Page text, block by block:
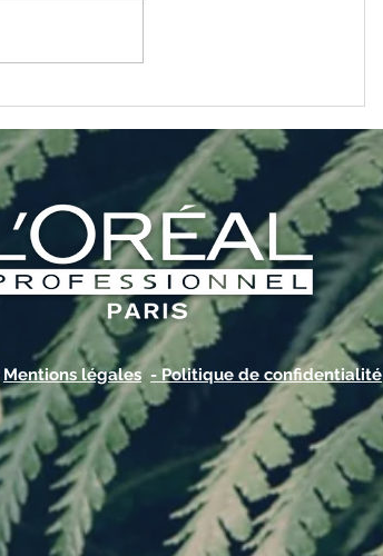
Recyclage des cheveux 🌍
Mentions légales - Politique de confidentialité